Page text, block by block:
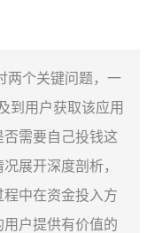
两个关键问题，一
到用户获取该应用
需要自己投钱这
展开深度剖析，
中在资金投入方
户提供有价值的